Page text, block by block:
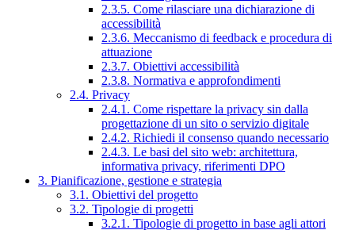
2.3.5. Come rilasciare una dichiarazione di
accessibilità
2.3.6. Meccanismo di feedback e procedura di
attuazione
2.3.7. Obiettivi accessibilità
2.3.8. Normativa e approfondimenti
2.4. Privacy
2.4.1. Come rispettare la privacy sin dalla
progettazione di un sito o servizio digitale
2.4.2. Richiedi il consenso quando necessario
2.4.3. Le basi del sito web: architettura,
informativa privacy, riferimenti DPO
3. Pianificazione, gestione e strategia
3.1. Obiettivi del progetto
3.2. Tipologie di progetti
3.2.1. Tipologie di progetto in base agli attori